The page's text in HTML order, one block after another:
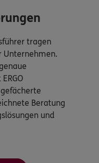
tragen
Unternehmen.
Beratung
und